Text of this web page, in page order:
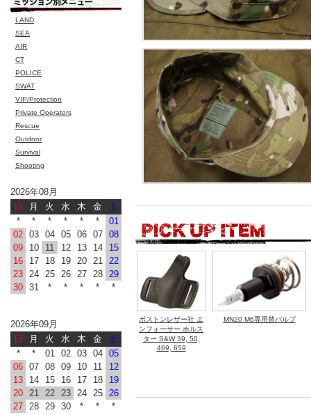
ボストンレザー社 エ
ンフォーサー ホルス
ター S&W 39, 50,
469, 659
MN20 M6専用替バルブ
LAND
SEA
AIR
CT
POLICE
SWAT
VIP/Protection
Private Operators
Rescue
Outdoor
Survival
Shooting
2026年08月
日
月 火 水 木 金
土
*
* * * * *
01
02 03 04 05 06 07
08
09
10 11 12 13 14
15
16
17 18 19 20 21
22
23
24 25 26 27 28
29
30 31 * * * * *
2026年09月
日
月 火 水 木 金
土
*
* 01 02 03 04
05
06 07 08 09 10 11
12
13
14 15 16 17 18
19
20
21 22 23 24 25
26
27
28 29 30 * * *